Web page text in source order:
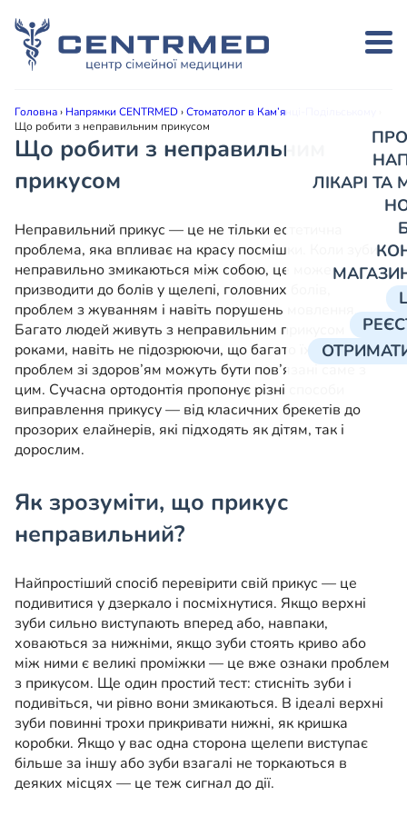
ЛІКАРІ
Головна› Напрямки CENTRMED›Стоматолог в Кам’янці-Подільському
Що робити з неправильним прикусом
Що робити з неправильним
прикусом
Неправильний прикус — це не тільки естетична
проблема, яка впливає на красу посмішки. Коли зуби
неправильно змикаються між собою, це може
призводити до болів у щелепі, головних болів,
проблем з жуванням і навіть порушень мовлення.
Багато людей живуть з неправильним прикусом
роками, навіть не підозрюючи, що багато їхніх
проблем зі здоров’ям можуть бути пов’язані саме з
цим. Сучасна ортодонтія пропонує різні способи
виправлення прикусу — від класичних брекетів до
прозорих елайнерів, які підходять як дітям, так і
дорослим.
Як зрозуміти, що прикус
неправильний?
Найпростіший спосіб перевірити свій прикус — це
подивитися у дзеркало і посміхнутися. Якщо верхні
зуби сильно виступають вперед або, навпаки,
ховаються за нижніми, якщо зуби стоять криво або
між ними є великі проміжки — це вже ознаки проблем
з прикусом. Ще один простий тест: стисніть зуби і
подивіться, чи рівно вони змикаються. В ідеалі верхні
зуби повинні трохи прикривати нижні, як кришка
коробки. Якщо у вас одна сторона щелепи виступає
більше за іншу або зуби взагалі не торкаються в
деяких місцях — це теж сигнал до дії.